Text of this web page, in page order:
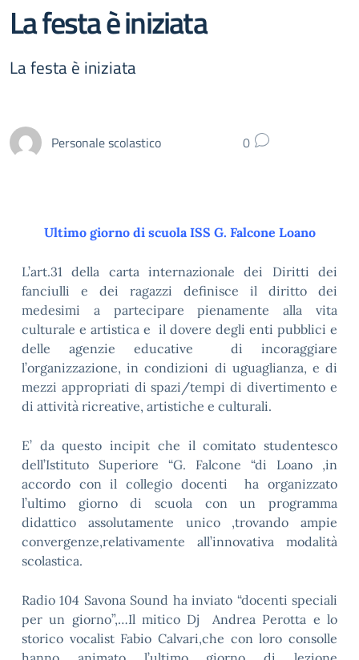
La festa è iniziata
La festa è iniziata
Personale scolastico 0
Ultimo giorno di scuola ISS G. Falcone Loano
L’art.31 della carta internazionale dei Diritti dei
fanciulli e dei ragazzi definisce il diritto dei
medesimi a partecipare pienamente alla vita
culturale e artistica e il dovere degli enti pubblici e
delle agenzie educative di incoraggiare
l’organizzazione, in condizioni di uguaglianza, e di
mezzi appropriati di spazi/tempi di divertimento e
di attività ricreative, artistiche e culturali.
E’ da questo incipit che il comitato studentesco
dell’Istituto Superiore “G. Falcone “di Loano ,in
accordo con il collegio docenti ha organizzato
l’ultimo giorno di scuola con un programma
didattico assolutamente unico ,trovando ampie
convergenze,relativamente all’innovativa modalità
scolastica.
Radio 104 Savona Sound ha inviato “docenti speciali
per un giorno”,…Il mitico Dj Andrea Perotta e lo
storico vocalist Fabio Calvari,che con loro consolle